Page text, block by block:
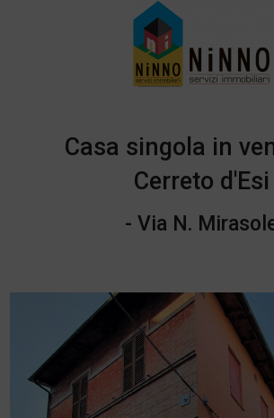
Casa singola in
Cerreto d'Esi
- Via N.